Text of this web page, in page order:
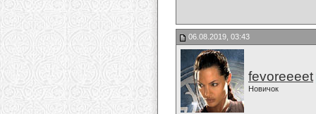
06.08.2019, 03:43
fevoreeeet
Новичок